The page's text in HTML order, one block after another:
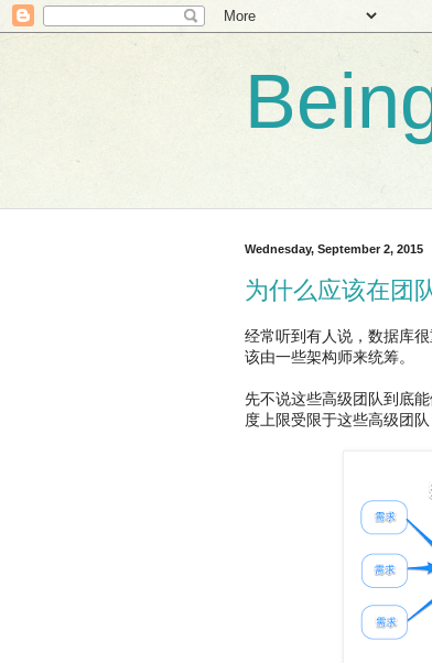
Wednesday, September 2, 2015
为什么应该在团
经常听到有人说，数据库
该由一些架构师来统筹。
先不说这些高级团队到底
度上限受限于这些高级团